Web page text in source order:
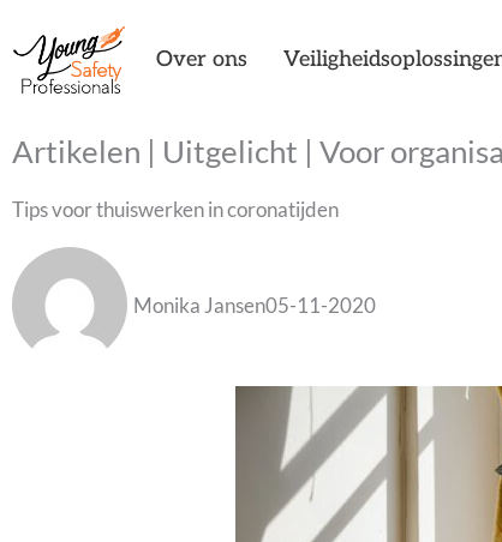
naar
Over ons
Artikelen | Uitgelicht | Voor
Tips voor thuiswerken in coronatijden
Monika Jansen05-11-2020